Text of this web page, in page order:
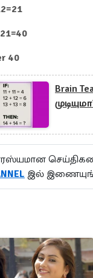
40
Brain
இல்